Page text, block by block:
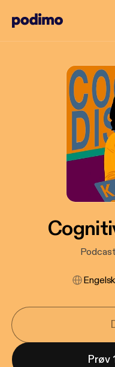
Engelsk
Prøv